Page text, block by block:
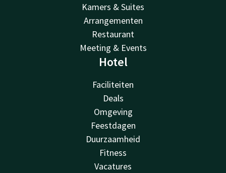
Kamers & Suites
Arrangementen
Restaurant
Meeting & Events
Hotel
Faciliteiten
Deals
Omgeving
Feestdagen
Duurzaamheid
Fitness
Vacatures